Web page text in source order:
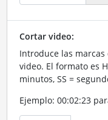
Cortar video:
Introduce las
video. El formato es
minutos, SS =
Ejemplo: 00:02:23